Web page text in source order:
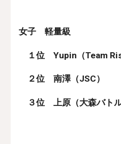
女子　軽量級
１位　Yupin（Team
２位　南澤（JSC）
３位　上原（大森バト